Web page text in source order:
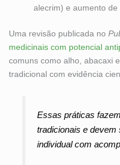
alecrim) e aumento
Uma revisão publicada no
medicinais com potencial
comuns como alho, abacaxi
tradicional com evidência
Essas práticas
tradicionais e devem
individual com